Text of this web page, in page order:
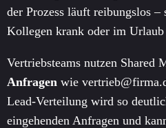
der Prozess läuft reibungslos –
Kollegen krank oder im Urlaub
Vertriebsteams nutzen Shared
Anfragen wie
Lead-Verteilung wird so
eingehenden Anfragen und